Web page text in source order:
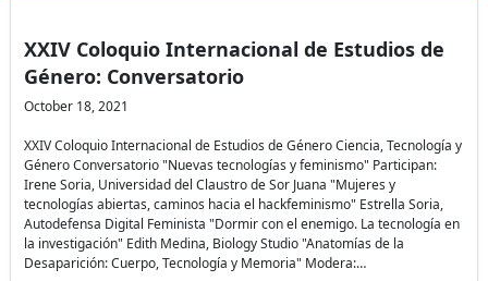
XXIV Coloquio Internacional de Estudios de
Género: Conversatorio
October 18, 2021
XXIV Coloquio Internacional de Estudios de Género Ciencia, Tecnología y
Género Conversatorio "Nuevas tecnologías y feminismo" Participan:
Irene Soria, Universidad del Claustro de Sor Juana "Mujeres y
tecnologías abiertas, caminos hacia el hackfeminismo" Estrella Soria,
Autodefensa Digital Feminista "Dormir con el enemigo. La tecnología en
la investigación" Edith Medina, Biology Studio "Anatomías de la
Desaparición: Cuerpo, Tecnología y Memoria" Modera:…